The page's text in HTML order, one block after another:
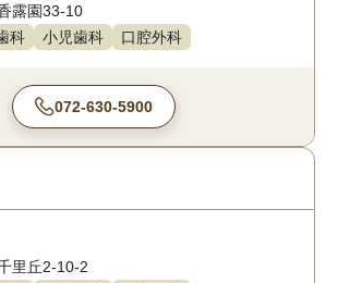
露園33-10
科 小児歯科 口腔外科
072-630-5900
里丘2-10-2